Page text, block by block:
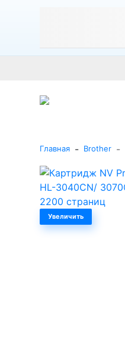
Главная - Brother -
Увеличить